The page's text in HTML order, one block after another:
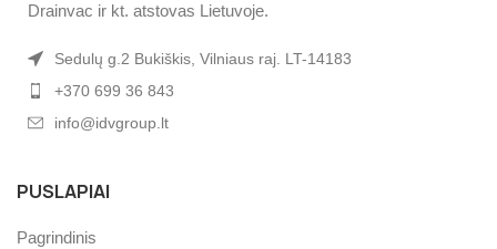
Drainvac ir kt. atstovas Lietuvoje.
Sedulų g.2 Bukiškis, Vilniaus raj. LT-14183
+370 699 36 843
info@idvgroup.lt
PUSLAPIAI
Pagrindinis